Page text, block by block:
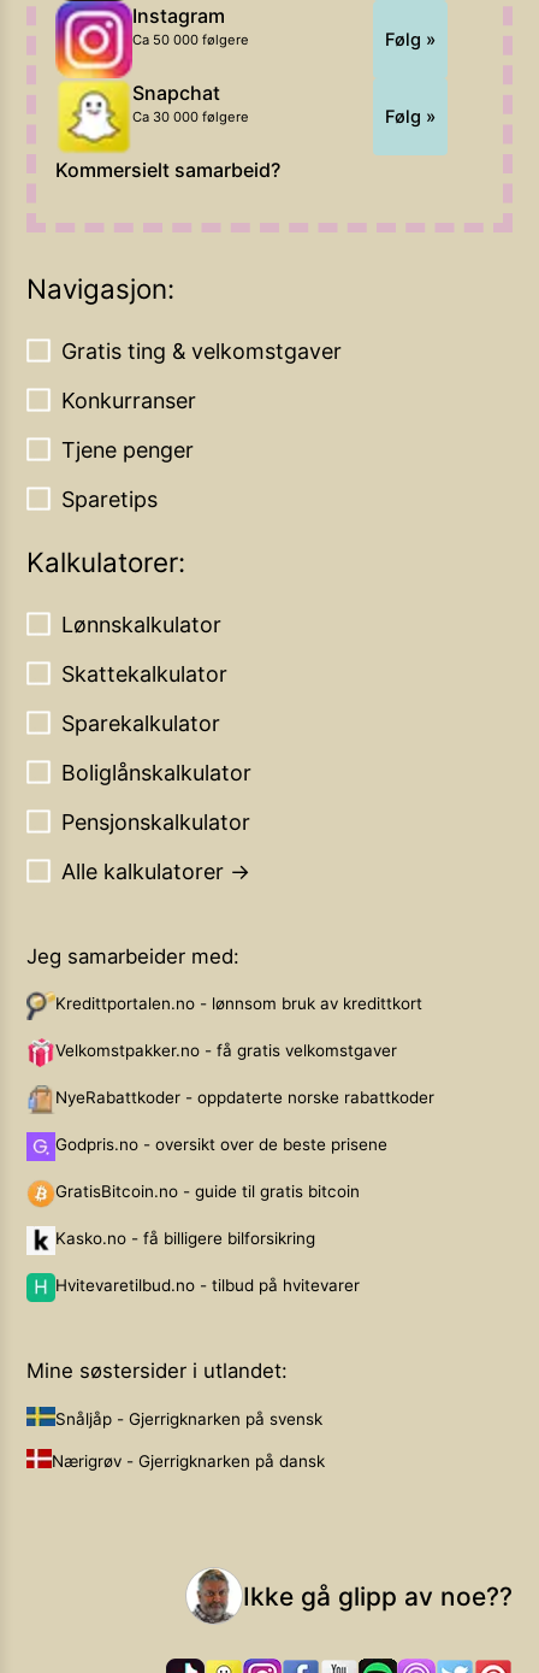
Instagram
Ca 50 000 følgere Følg »
Snapchat
Ca 30 000 følgere Følg »
Kommersielt samarbeid?
Navigasjon:
Gratis ting & velkomstgaver
Konkurranser
Tjene penger
Sparetips
Kalkulatorer:
Lønnskalkulator
Skattekalkulator
Sparekalkulator
Boliglånskalkulator
Pensjonskalkulator
Alle kalkulatorer →
Jeg samarbeider med:
Kredittportalen.no - lønnsom bruk av kredittkort
Velkomstpakker.no - få gratis velkomstgaver
NyeRabattkoder - oppdaterte norske rabattkoder
Godpris.no - oversikt over de beste prisene
GratisBitcoin.no - guide til gratis bitcoin
Kasko.no - få billigere bilforsikring
Hvitevaretilbud.no - tilbud på hvitevarer
Mine søstersider i utlandet:
Snåljåp - Gjerrigknarken på svensk
Nærigrøv - Gjerrigknarken på dansk
Ikke gå glipp av noe??